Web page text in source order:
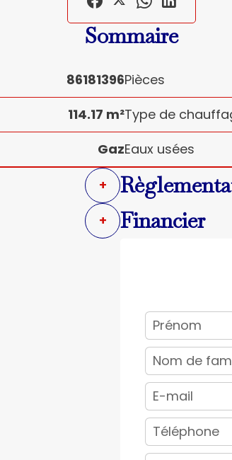
Sommaire
86181396Pièces
114.17 m²Type de
GazEaux usées
+
+ Financier